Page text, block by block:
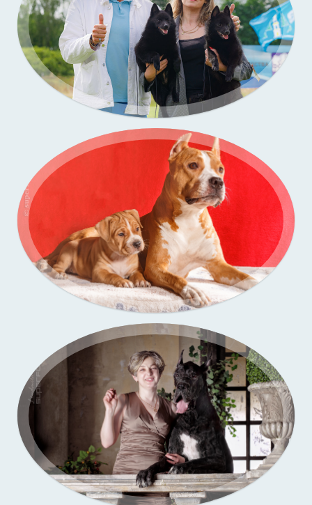
Портфолио — выставки собак
Портфолио